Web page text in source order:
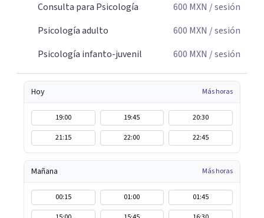
Consulta para Psicología
600 MXN / sesión
Psicología adulto
600 MXN / sesión
Psicología infanto-juvenil
600 MXN / sesión
Hoy Más horas
19:00 19:45
20:30
21:15
22:00 22:45
Mañana Más horas
00:15 01:00
01:45